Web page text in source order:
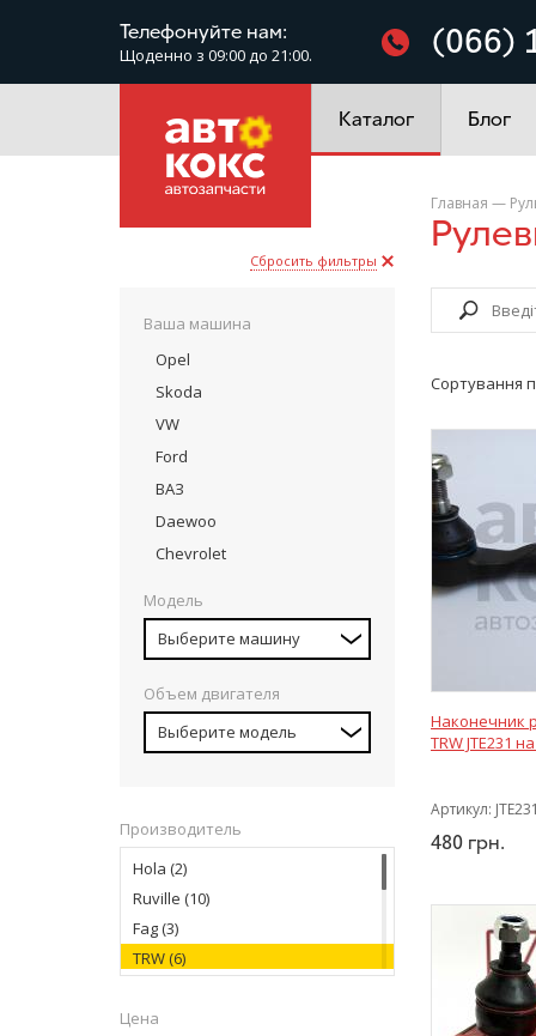
Телефонуйте нам:
Щоденно з 09:00 до 21:00. (066)
Каталог
Електроустаткування
Блог
Сбросить фильтры
Ваша машина
Opel
Skoda
VW
Ford
ВАЗ
Daewoo
Chevrolet
Модель
Выберите машину
Объем двигателя
Выберите модель
Производитель
Hola (2)
Ruville (10)
Fag(3)
TRW(6)
Swag
Цена
Главная —
Сортування
Наконечник
TRW JTE231
Артикул:
480 грн.